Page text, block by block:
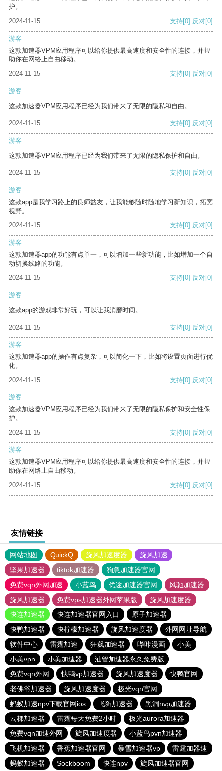
护。
2024-11-15
支持[0] 反对[0]
游客
这款加速器VPM应用程序可以给你提供最高速度和安全性的连接，并帮
助你在网络上自由移动。
2024-11-15
支持[0] 反对[0]
游客
这款加速器VPM应用程序已经为我们带来了无限的隐私和自由。
2024-11-15 支持[0] 反对[0]
游客
这款加速器VPM应用程序已经为我们带来了无限的隐私保护和自由。
2024-11-15 支持[0] 反对[0]
游客
这款app是我学习路上的良师益友，让我能够随时随地学习新知识，拓宽
视野。
2024-11-15
支持[0] 反对[0]
游客
这款加速器app的功能有点单一，可以增加一些新功能，比如增加一个自
动切换线路的功能。
2024-11-15
支持[0] 反对[0]
游客
这款app的游戏非常好玩，可以让我消磨时间。
2024-11-15 支持[0] 反对[0]
游客
这款加速器app的操作有点复杂，可以简化一下，比如将设置页面进行优
化。
2024-11-15
支持[0] 反对[0]
游客
这款加速器VPM应用程序已经为我们带来了无限的隐私保护和安全性保
护。
2024-11-15
支持[0] 反对[0]
游客
这款加速器VPM应用程序可以给你提供最高速度和安全性的连接，并帮
助你在网络上自由移动。
2024-11-15
支持[0] 反对[0]
友情链接
网站地图 QuickQ 旋风加速度器
旋风加速
坚果加速器
tiktok加速器
狗急加速器官网
免费vqn外网加速
小蓝鸟 优途加速器官网
风驰加速器
旋风加速器
免费vps加速器外网苹果版
旋风加速度器
快连加速器
快连加速器官网入口
原子加速器
快鸭加速器
快柠檬加速器 旋风加速度器
外网网址导航
软件中心
雷霆加速 狂飙加速器 哔咔漫画
小美
小美vpn
小美加速器
油管加速器永久免费版
免费vqn外网
快鸭vp加速器 旋风加速度器
快鸭官网
老佛爷加速器
旋风加速度器
极光vqn官网
蚂蚁加速npv下载官网ios
飞狗加速器
黑洞nvp加速器
云梯加速器
雷霆每天免费2小时
极光aurora加速器
免费vqn加速外网
旋风加速度器
小蓝鸟pvn加速器
飞机加速器
香蕉加速器官网 暴雪加速器vp
雷霆加器速
蚂蚁加速器
Sockboom 快连npv 旋风加速器官网